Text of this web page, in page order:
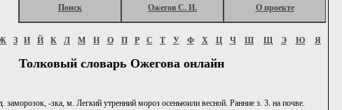
Поиск Ожегов С. И. О проекте
З И Й К Л М Н О П Р С Т У Ф Х Ц Ч Ш Щ Э Ю Я
Толковый словарь Ожегова онлайн
-зка, м. Легкий утренний мороз осеньюили весной. Ранние з. 3. на почве.